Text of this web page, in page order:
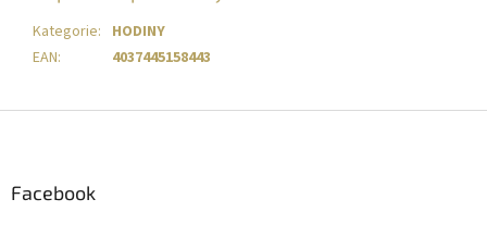
Kategorie: HODINY
EAN: 4037445158443
Facebook